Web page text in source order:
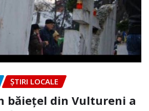
ȘTIRI LOCALE
băiețel din Vultureni a